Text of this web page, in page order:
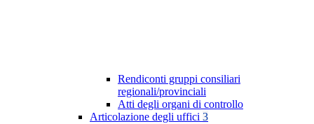
Rendiconti gruppi consiliari
regionali/provinciali
Atti degli organi di controllo
Articolazione degli uffici 3